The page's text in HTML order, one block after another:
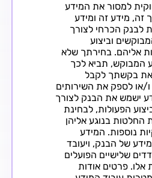
למסור את המידע
מידע זה ומידע
לבנק הכרחי לצורך
וביצוע
אליהם. בחירתך שלא
המבוקש, תביא לכך
את בקשתך לקבל
או לספק את השירותים
ישמש את הבנק לצורך
הפעולות, לבחינת
החלטות בנוגע אליהן
נוספות. המידע
של הבנק, ויעובד
שלישיים הפועלים
פרטים אודות